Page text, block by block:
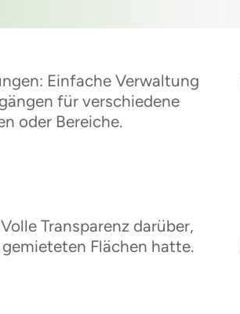
Einfache Verwaltung
für verschiedene
oder Bereiche.
Transparenz darüber,
Flächen hatte.